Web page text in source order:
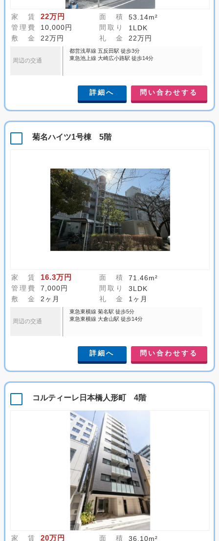
家 賃 22万円 面 積
53.14m²
管理費
10,000円 間取り
1LDK
敷 金
22万円 礼 金 22万円
周辺の交通
都営浅草線 五反田駅 徒歩3分
東急池上線 大崎広小路駅 徒歩14分
詳細へ 問い合わせする
菊名ハイツ1号棟 5階
家 賃 16.3万円 面 積
71.46m²
管理費
7,000円 間取り
3LDK
敷 金
2ヶ月 礼 金 1ヶ月
周辺の交通
東急東横線 菊名駅 徒歩5分
東急東横線 大倉山駅 徒歩14分
詳細へ 問い合わせする
コルティーレ日本橋人形町 4階
家 賃 20万円 面 積 36.10m²